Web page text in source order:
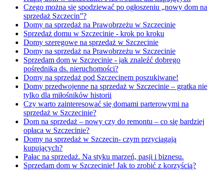
Czego można się spodziewać po ogłoszeniu „nowy dom na
sprzedaż Szczecin”?
Domy na sprzedaż na Prawobrzeżu w Szczecinie
Sprzedaż domu w Szczecinie - krok po kroku
Domy szeregowe na sprzedaż w Szczecinie
Domy na sprzedaż na Prawobrzeżu w Szczecinie
Sprzedam dom w Szczecinie - jak znaleźć dobrego
pośrednika ds. nieruchomości?
Domy na sprzedaż pod Szczecinem poszukiwane!
Domy przedwojenne na sprzedaż w Szczecinie – gratka nie
tylko dla miłośników historii
Czy warto zainteresować się domami parterowymi na
sprzedaż w Szczecinie?
Dom na sprzedaż – nowy czy do remontu – co się bardziej
opłaca w Szczecinie?
Domy na sprzedaż w Szczecin- czym przyciągają
kupujących?
Pałac na sprzedaż. Na styku marzeń, pasji i biznesu.
Sprzedam dom w Szczecinie! Jak to zrobić z korzyścią?